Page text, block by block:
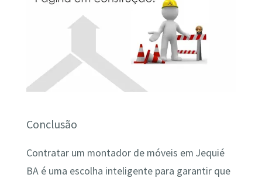
Conclusão
Contratar um montador de móveis em Jequié
BA é uma escolha inteligente para garantir que